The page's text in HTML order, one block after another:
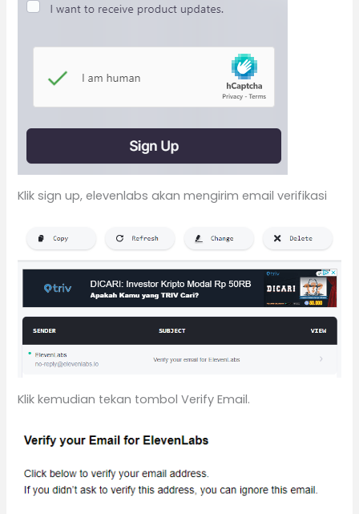
Klik sign up, elevenlabs akan mengirim email verifikasi
Klik kemudian tekan tombol Verify Email.